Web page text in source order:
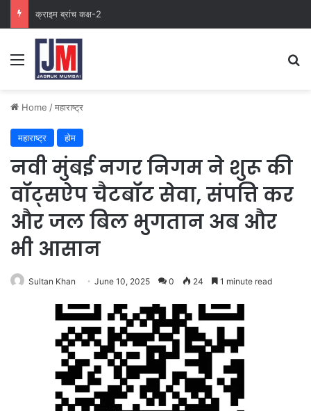
क्राइम ब्रांच कक्ष-2
Home /महाराष्ट्र
महाराष्ट्र होम
नवी मुंबई नगर निगम ने शुरू की
वॉट्सऐप चैटबॉट सेवा, संपत्ति कर
और जल बिल भुगतान अब और
भी आसान
Sultan Khan June 10, 2025 0 24 1 minute read